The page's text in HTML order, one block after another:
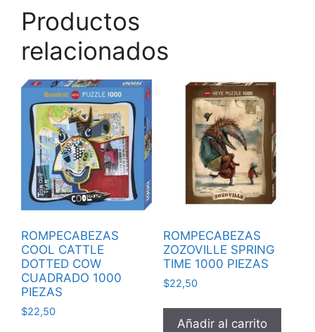
Productos
relacionados
ROMPECABEZAS
COOL CATTLE
DOTTED COW
CUADRADO 1000
PIEZAS
$22,50
ROMPECABEZAS
ZOZOVILLE SPRING
TIME 1000 PIEZAS
$22,50
Añadir al carrito